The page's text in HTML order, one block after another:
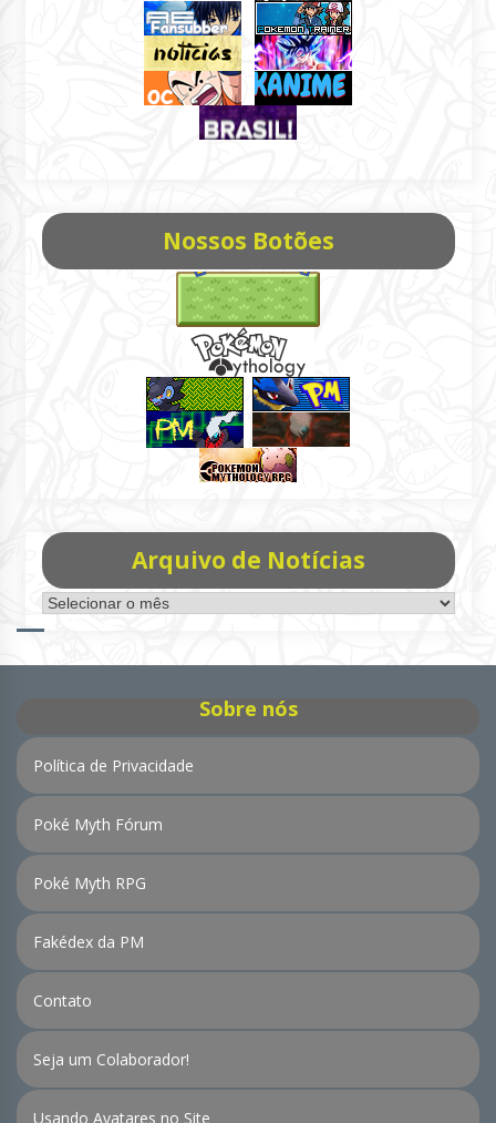
Nossos Botões
Arquivo de Notícias
Arquivo
de
Sobre nós
Política de Privacidade
Poké Myth Fórum
Poké Myth RPG
Fakédex da PM
Contato
Seja um Colaborador!
Usando Avatares no Site